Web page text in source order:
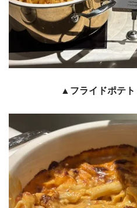
▲フライドポテ